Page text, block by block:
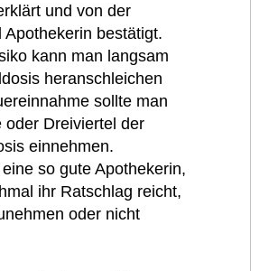
und von der
Apothekerin bestätigt.
kann man langsam
heranschleichen
sollte man
oder Dreiviertel der
einnehmen.
so gute Apothekerin,
ihr Ratschlag reicht,
oder nicht